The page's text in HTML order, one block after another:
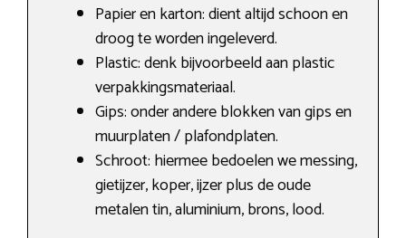
Papier en karton: dient altijd schoon en
droog te worden ingeleverd.
Plastic: denk bijvoorbeeld aan plastic
verpakkingsmateriaal.
Gips: onder andere blokken van gips en
muurplaten / plafondplaten.
Schroot: hiermee bedoelen we messing,
gietijzer, koper, ijzer plus de oude
metalen tin, aluminium, brons, lood.